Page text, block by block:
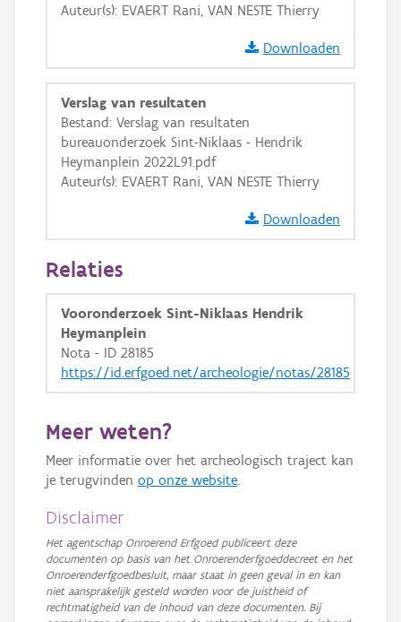
Basis Lagen
OSM-Basiskaart
Ortho
Auteur(s): EVAERT Rani, VAN NESTE Thierry
Downloaden
Verslag van resultaten
Bestand: Verslag van resultaten
bureauonderzoek Sint-Niklaas - Hendrik
Heymanplein 2022L91.pdf
Auteur(s): EVAERT Rani, VAN NESTE Thierry
Downloaden
Relaties
Vooronderzoek Sint-Niklaas Hendrik
Heymanplein
Nota - ID 28185
https://id.erfgoed.net/archeologie/notas/28185
Meer weten?
Meer informatie over het archeologisch traject kan
je terugvinden op onze website.
Disclaimer
Het agentschap Onroerend Erfgoed publiceert deze
documenten op basis van het Onroerenderfgoeddecreet en het
Onroerenderfgoedbesluit, maar staat in geen geval in en kan
niet aansprakelijk gesteld worden voor de juistheid of
rechtmatigheid van de inhoud van deze documenten. Bij